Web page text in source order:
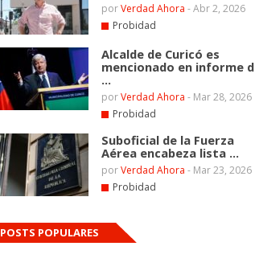
porVerdad Ahora -Abr 2, 2026
Probidad
Alcalde de Curicó es
mencionado en informe d
...
porVerdad Ahora - Mar 28, 2026
Probidad
Suboficial de la Fuerza
Aérea encabeza lista ...
porVerdad Ahora - Mar 23, 2026
Probidad
POSTS POPULARES